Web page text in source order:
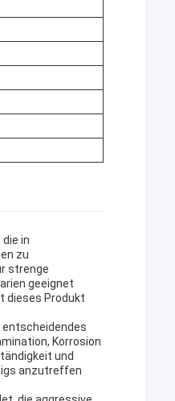
in
zu
strenge
geeignet
dieses Produkt
entscheidendes
Korrosion
und
anzutreffen